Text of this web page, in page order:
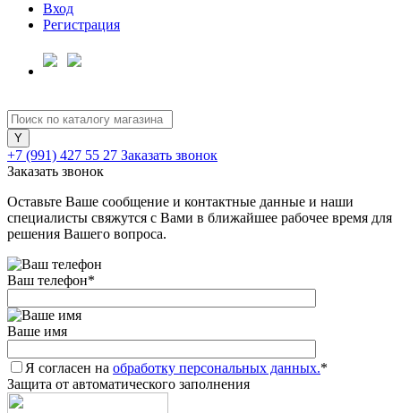
Вход
Регистрация
+7 (991) 427 55 27 Заказать звонок
Заказать звонок
Оставьте Ваше сообщение и контактные данные и наши
специалисты свяжутся с Вами в ближайшее рабочее время для
решения Вашего вопроса.
Ваш телефон*
Ваше имя
Я согласен на обработку персональных данных.*
Защита от автоматического заполнения
График платежей
Сегодня
25%
Добавляйте товары
в корзину
Оплачивайте сегодня только
25% картой любого банка
Получайте товар
выбранный способом